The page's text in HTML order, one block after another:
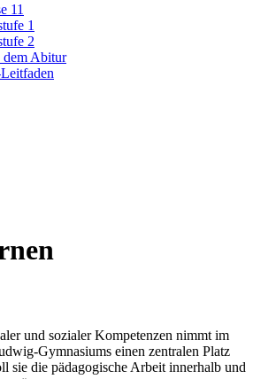
11
1
2
dem Abitur
und sozialer Kompetenzen nimmt im
Gymnasiums einen zentralen Platz
sie die pädagogische Arbeit innerhalb und